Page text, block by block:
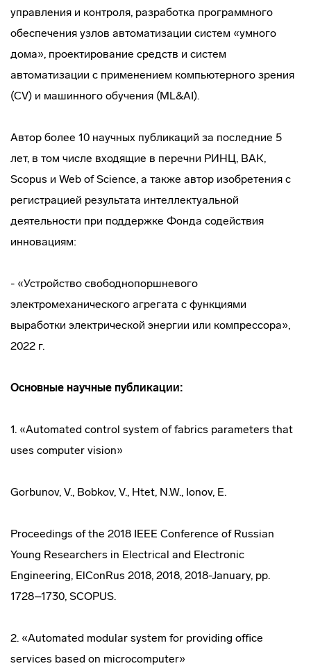
управления и контроля, разработка программного
обеспечения узлов автоматизации систем «умного
дома», проектирование средств и систем
автоматизации с применением компьютерного зрения
(CV) и машинного обучения (ML&AI).
Автор более 10 научных публикаций за последние 5
лет, в том числе входящие в перечни РИНЦ, ВАК,
Scopus и Web of Science, а также автор изобретения с
регистрацией результата интеллектуальной
деятельности при поддержке Фонда содействия
инновациям:
- «Устройство свободнопоршневого
электромеханического агрегата с функциями
выработки электрической энергии или компрессора»,
2022 г.
Основные научные публикации:
1. «Automated control system of fabrics parameters that
uses computer vision»
Gorbunov, V., Bobkov, V., Htet, N.W., Ionov, E.
Proceedings of the 2018 IEEE Conference of Russian
Young Researchers in Electrical and Electronic
Engineering, ElConRus 2018, 2018, 2018-January, pp.
1728–1730, SCOPUS.
2. «Automated modular system for providing office
services based on microcomputer»